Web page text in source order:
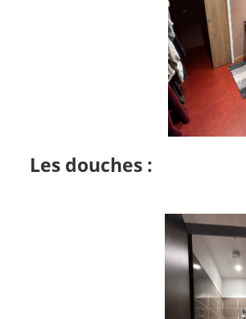
Les douches :